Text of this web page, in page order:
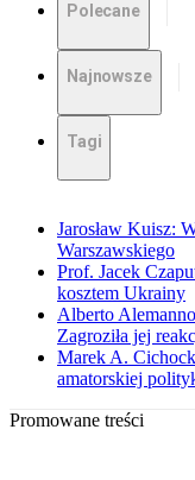
Polecane
Najnowsze
Tagi
Jarosław Kuisz:
Warszawskiego
Prof. Jacek
kosztem Ukrainy
Alberto
Zagroziła jej
Marek A.
amatorskiej
Promowane treści